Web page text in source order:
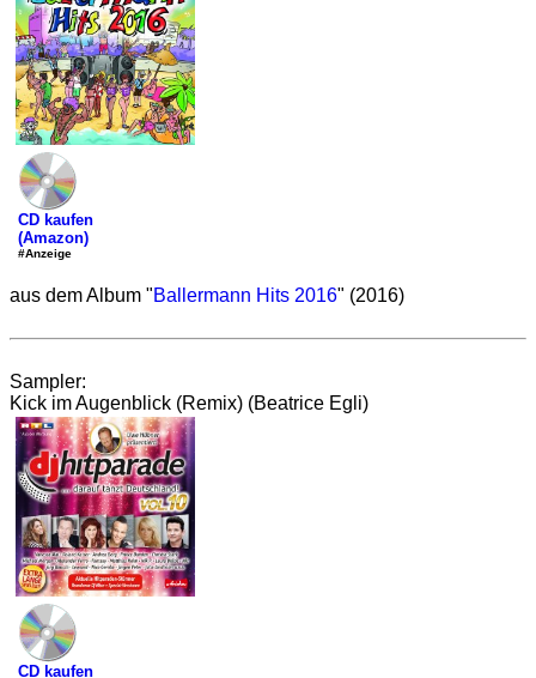
CD kaufen
(Amazon)
#Anzeige
aus dem Album "Ballermann Hits 2016" (2016)
Sampler:
Kick im Augenblick (Remix) (Beatrice Egli)
CD kaufen